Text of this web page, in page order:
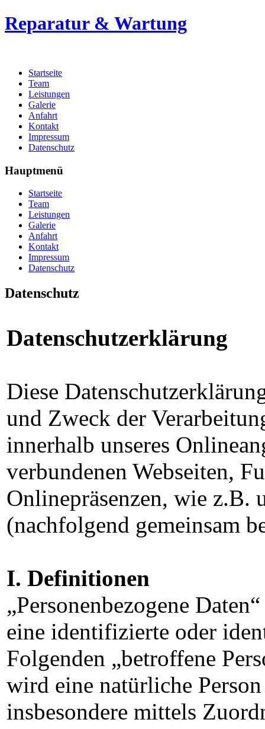
Reparatur & Wartung
Startseite
Team
Leistungen
Galerie
Anfahrt
Kontakt
Impressum
Datenschutz
Hauptmenü
Startseite
Team
Leistungen
Galerie
Anfahrt
Kontakt
Impressum
Datenschutz
Datenschutz
Datenschutzerklärung
Diese
und Zweck der
innerhalb unseres
verbundenen Webseiten,
Onlinepräsenzen, wie z.B.
(nachfolgend gemeinsam
I. Definitionen
„Personenbezogene
eine identifizierte oder
Folgenden „betroffene
wird eine natürliche
insbesondere mittels